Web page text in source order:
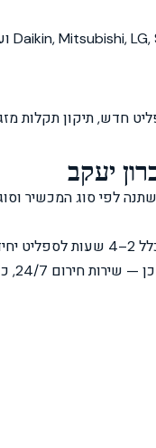
יעקב
לפי סוג המכשיר
ופריקת פסולת.
כן — שירות חירום 24/7, כולל סופי שבוע.